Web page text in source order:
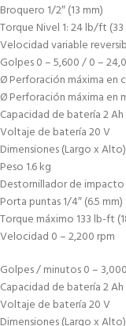
Broquero 1/2″ (13 mm)
Torque Nivel 1: 24 lb/ft
Velocidad variable
Golpes 0 – 5,600 / 0 –
Ø Perforación máxima en
Ø Perforación máxima en
Capacidad de batería 2 Ah
Voltaje de batería 20 V
Dimensiones (Largo x
Peso 1.6 kg
Destornillador de impacto
Porta puntas 1/4″ (6.5 mm)
Torque máximo 133 lb-ft
Velocidad 0 – 2,200 rpm
Golpes / minutos 0 –
Capacidad de batería 2 Ah
Voltaje de batería 20 V
Dimensiones (Largo x